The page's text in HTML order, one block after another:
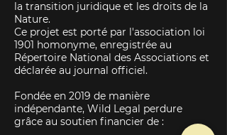
la transition juridique et les droits de la
Nature.
Ce projet est porté par l'association loi
1901 homonyme, enregistrée au
Répertoire National des Associations et
déclarée au journal officiel.
Fondée en 2019 de manière
indépendante, Wild Legal perdure
grâce au soutien financier de :